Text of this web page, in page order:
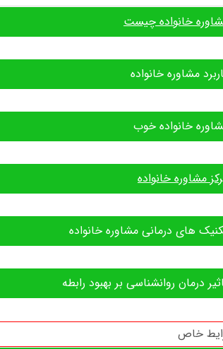
خانواده چیست
مشاوره خانواده
خانواده خوب
مشاوره خانواده
های درمانی مشاوره خانواده
درمان روانشناسی بر بهبود رابطه
خاص